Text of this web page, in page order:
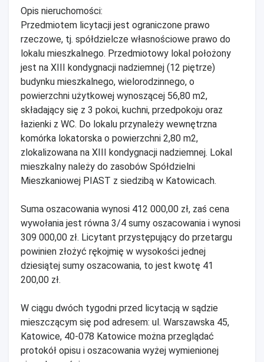
Opis nieruchomości:
Przedmiotem licytacji jest ograniczone prawo
rzeczowe, tj. spółdzielcze własnościowe prawo do
lokalu mieszkalnego. Przedmiotowy lokal położony
jest na XIII kondygnacji nadziemnej (12 piętrze)
budynku mieszkalnego, wielorodzinnego, o
powierzchni użytkowej wynoszącej 56,80 m2,
składający się z 3 pokoi, kuchni, przedpokoju oraz
łazienki z WC. Do lokalu przynależy wewnętrzna
komórka lokatorska o powierzchni 2,80 m2,
zlokalizowana na XIII kondygnacji nadziemnej. Lokal
mieszkalny należy do zasobów Spółdzielni
Mieszkaniowej PIAST z siedzibą w Katowicach.
Suma oszacowania wynosi 412 000,00 zł, zaś cena
wywołania jest równa 3/4 sumy oszacowania i wynosi
309 000,00 zł. Licytant przystępujący do przetargu
powinien złożyć rękojmię w wysokości jednej
dziesiątej sumy oszacowania, to jest kwotę 41
200,00 zł.
W ciągu dwóch tygodni przed licytacją w sądzie
mieszczącym się pod adresem: ul. Warszawska 45,
Katowice, 40-078 Katowice można przeglądać
protokół opisu i oszacowania wyżej wymienionej